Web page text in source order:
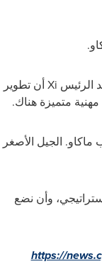
الرئيس Xiأن تطوير
متميزة هناك.
الجيل الأصغر
وأن نضع
https://